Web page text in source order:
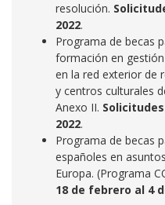
resolución.
2022.
Programa de becas
formación en
en la red exterior de
y centros culturales
Anexo II.
2022.
Programa de becas
españoles en
Europa. (Programa
18 de febrero al 4